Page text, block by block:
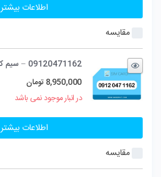
اطلاعات بیشتر
مقایسه
09120471162 – سیم کارت دائمی همراه اول
8,950,000 تومان
در انبار موجود نمی باشد
اطلاعات بیشتر
مقایسه